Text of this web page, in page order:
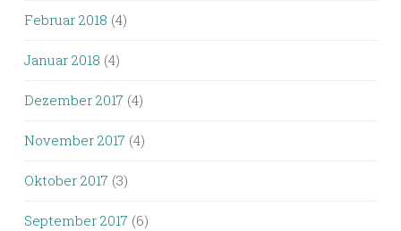
Februar 2018 (4)
Januar 2018 (4)
Dezember 2017 (4)
November 2017 (4)
Oktober 2017 (3)
September 2017 (6)